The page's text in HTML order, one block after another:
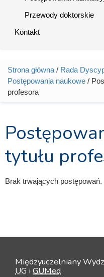
Przewody doktorskie
Kontakt
Jesteś tutaj
Strona główna / Rada
Postępowania naukowe /
profesora
tytułu
Brak trwających postępowań.
Międzyuczelniany
UG i GUMed